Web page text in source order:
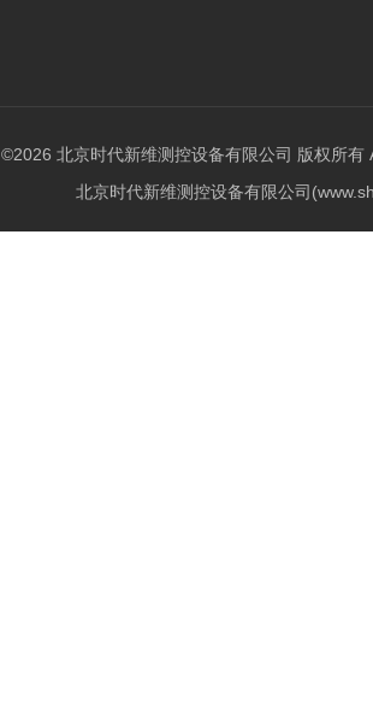
©2026 北京时代新维测控设备有限公司 版权所有
北京时代新维测控设备有限公司